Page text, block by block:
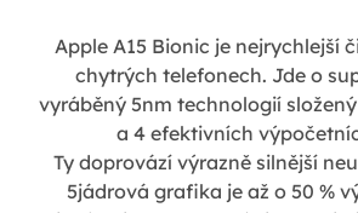
Apple A15 Bionic je nejrychlejší
chytrých telefonech. Jde o
vyráběný 5nm technologií
a 4 efektivních
Ty doprovází výrazně silnější
5jádrová grafika je až o 50 %